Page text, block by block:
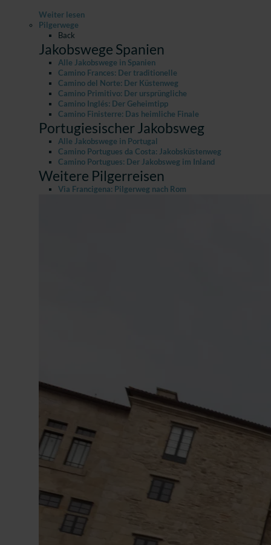
Weiter lesen
Pilgerwege
Back
Jakobswege Spanien
Alle Jakobswege in Spanien
Camino Frances: Der traditionelle
Camino del Norte: Der Küstenweg
Camino Primitivo: Der ursprüngliche
Camino Inglés: Der Geheimtipp
Camino Finisterre: Das heimliche Finale
Portugiesischer Jakobsweg
Alle Jakobswege in Portugal
Camino Portugues da Costa: Jakobsküstenweg
Camino Portugues: Der Jakobsweg im Inland
Weitere Pilgerreisen
Via Francigena: Pilgerweg nach Rom